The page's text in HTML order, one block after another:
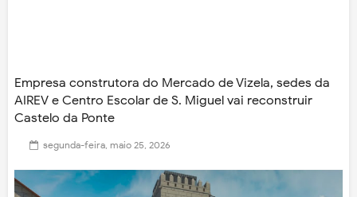
Empresa construtora do Mercado de Vizela, sedes da
AIREV e Centro Escolar de S. Miguel vai reconstruir
Castelo da Ponte
segunda-feira, maio 25, 2026